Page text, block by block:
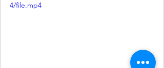
4/file.mp4